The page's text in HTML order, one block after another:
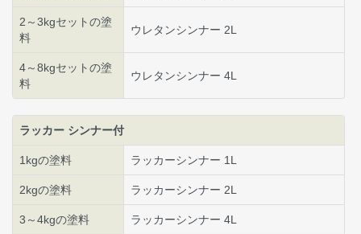
2～3kgセットの塗
料
ウレタンシンナー 2L
4～8kgセットの塗
料
ウレタンシンナー 4L
ラッカー シンナー付
1kgの塗料 ラッカーシンナー 1L
2kgの塗料 ラッカーシンナー 2L
3～4kgの塗料 ラッカーシンナー 4L